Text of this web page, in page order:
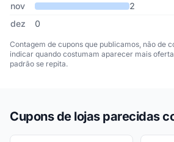
nov
2
dez
0
Contagem de cupons que publicamos, não de
indicar quando costumam aparecer mais
padrão se repita.
Cupons de lojas parecidas